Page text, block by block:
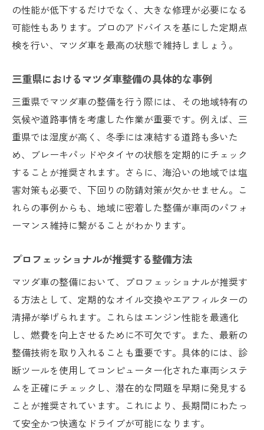
地域に密着した整備店の活用法
の性能が低下するだけでなく、大きな修理が必要になる
可能性もあります。プロのアドバイスを基にした定期点
検を行い、マツダ車を最高の状態で維持しましょう。
三重県におけるマツダ車整備の具体的な事例
三重県でマツダ車の整備を行う際には、その地域特有の
気候や道路事情を考慮した作業が重要です。例えば、三
重県では湿度が高く、冬季には凍結する道路も多いた
め、ブレーキパッドやタイヤの状態を定期的にチェック
することが推奨されます。さらに、海沿いの地域では塩
害対策も必要で、下回りの防錆対策が欠かせません。こ
れらの事例からも、地域に密着した整備が車両のパフォ
ーマンス維持に繋がることがわかります。
プロフェッショナルが推奨する整備方法
マツダ車の整備において、プロフェッショナルが推奨す
る方法として、定期的なオイル交換やエアフィルターの
清掃が挙げられます。これらはエンジン性能を最適化
し、燃費を向上させるために不可欠です。また、最新の
整備技術を取り入れることも重要です。具体的には、診
断ツールを使用してコンピューター化された車両システ
ムを正確にチェックし、潜在的な問題を早期に発見する
ことが推奨されています。これにより、長期間にわたっ
て安全かつ快適なドライブが可能になります。